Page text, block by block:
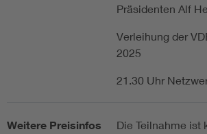
Präsidenten Alf
Verleihung der
2025
21.30 Uhr
Weitere Preisinfos
Die Teilnahme ist